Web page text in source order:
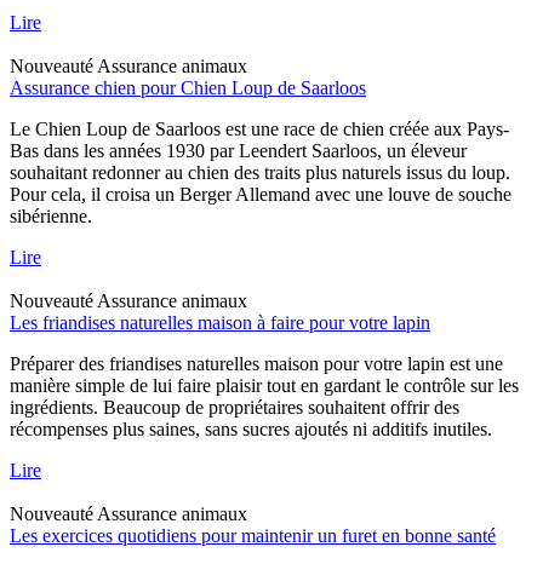
Lire
Nouveauté Assurance animaux
Assurance chien pour Chien Loup de Saarloos
Le Chien Loup de Saarloos est une race de chien créée aux Pays-
Bas dans les années 1930 par Leendert Saarloos, un éleveur
souhaitant redonner au chien des traits plus naturels issus du loup.
Pour cela, il croisa un Berger Allemand avec une louve de souche
sibérienne.
Lire
Nouveauté Assurance animaux
Les friandises naturelles maison à faire pour votre lapin
Préparer des friandises naturelles maison pour votre lapin est une
manière simple de lui faire plaisir tout en gardant le contrôle sur les
ingrédients. Beaucoup de propriétaires souhaitent offrir des
récompenses plus saines, sans sucres ajoutés ni additifs inutiles.
Lire
Nouveauté Assurance animaux
Les exercices quotidiens pour maintenir un furet en bonne santé